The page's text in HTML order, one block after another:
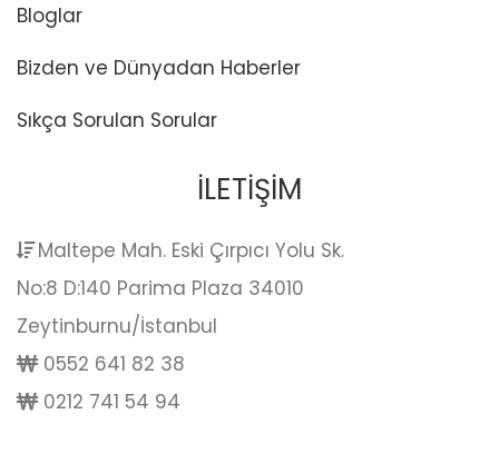
Bloglar
Bizden ve Dünyadan Haberler
Sıkça Sorulan Sorular
İLETİŞİM
Maltepe Mah. Eski Çırpıcı Yolu Sk.
No:8 D:140 Parima Plaza 34010
Zeytinburnu/İstanbul
0552 641 82 38
0212 741 54 94